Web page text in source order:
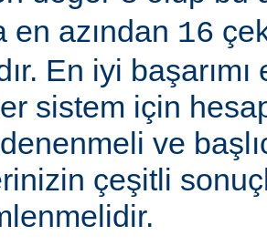
en azından 16
En iyi
sistem için
ve
çeşitli